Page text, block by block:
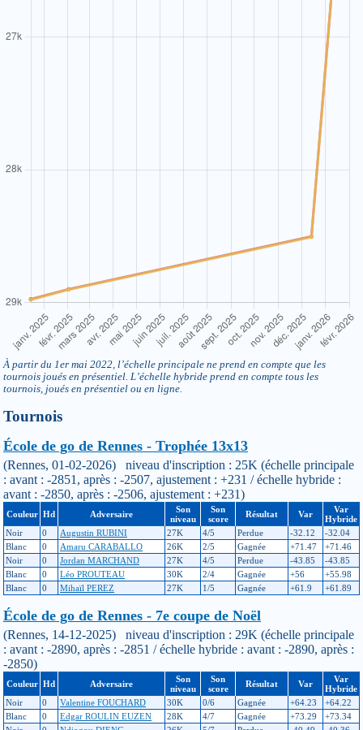
À partir du 1er mai 2022, l’échelle principale ne prend en compte que les
tournois joués en présentiel. L’échelle hybride prend en compte tous les
tournois, joués en présentiel ou en ligne.
Tournois
École de go de Rennes - Trophée 13x13
(Rennes, 01-02-2026) niveau d'inscription : 25K (échelle principale
: avant : -2851, après : -2507, ajustement : +231 / échelle hybride :
avant : -2850, après : -2506, ajustement : +231)
Couleur Hd Adversaire
Son
niveau
Son
score
Résultat Var
Var
Hybride
Noir
0 Augustin RUBINI 27K 4/5 Perdue -32.12
-32.04
Blanc
0 Amaru CARABALLO 26K 2/5 Gagnée +71.47
+71.46
Noir
0 Jordan MARCHAND 27K 4/5 Perdue -43.85
-43.85
Blanc
0 Léo PROUTEAU 30K 2/4 Gagnée +56
+55.98
Blanc
0 Mihaïl PEREZ 27K 1/5 Gagnée +61.9 +61.89
École de go de Rennes - 7e coupe de Noël
(Rennes, 14-12-2025) niveau d'inscription : 29K (échelle principale
: avant : -2890, après : -2851 / échelle hybride : avant : -2890, après :
-2850)
Couleur Hd Adversaire
Son
niveau
Son
score
Résultat Var
Var
Hybride
Noir
0 Valentine FOUCHARD 30K 0/6 Gagnée +64.23
+64.22
Blanc
0 Edgar ROULIN EUZEN 28K 4/7 Gagnée +73.29
+73.34